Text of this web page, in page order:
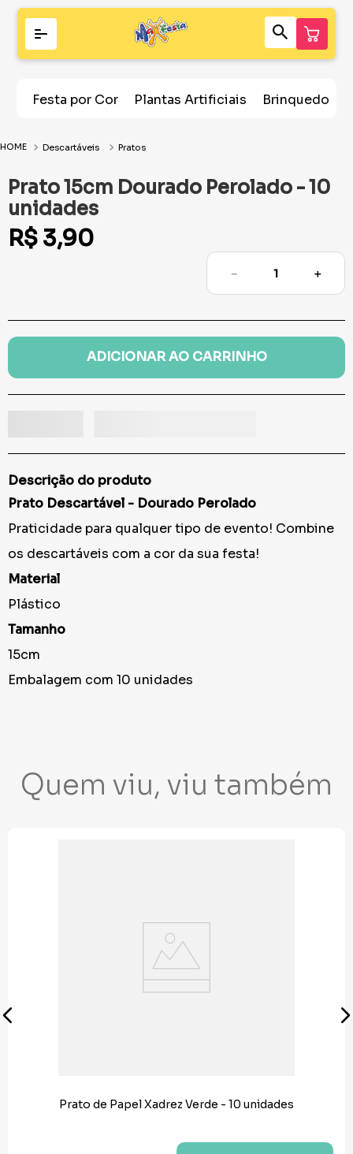
Festa por Cor Plantas Artificiais Brinquedos
Descartáveis Pratos
Prato 15cm Dourado Perolado - 10
unidades
R$ 3,90
＋
－
ADICIONAR AO CARRINHO
Descrição do produto
Prato Descartável - Dourado Perolado
Praticidade para qualquer tipo de evento! Combine
os descartáveis com a cor da sua festa!
Material
Plástico
Tamanho
15cm
Embalagem com 10 unidades
Quem viu, viu também
Prato de Papel Xadrez Verde - 10 unidades